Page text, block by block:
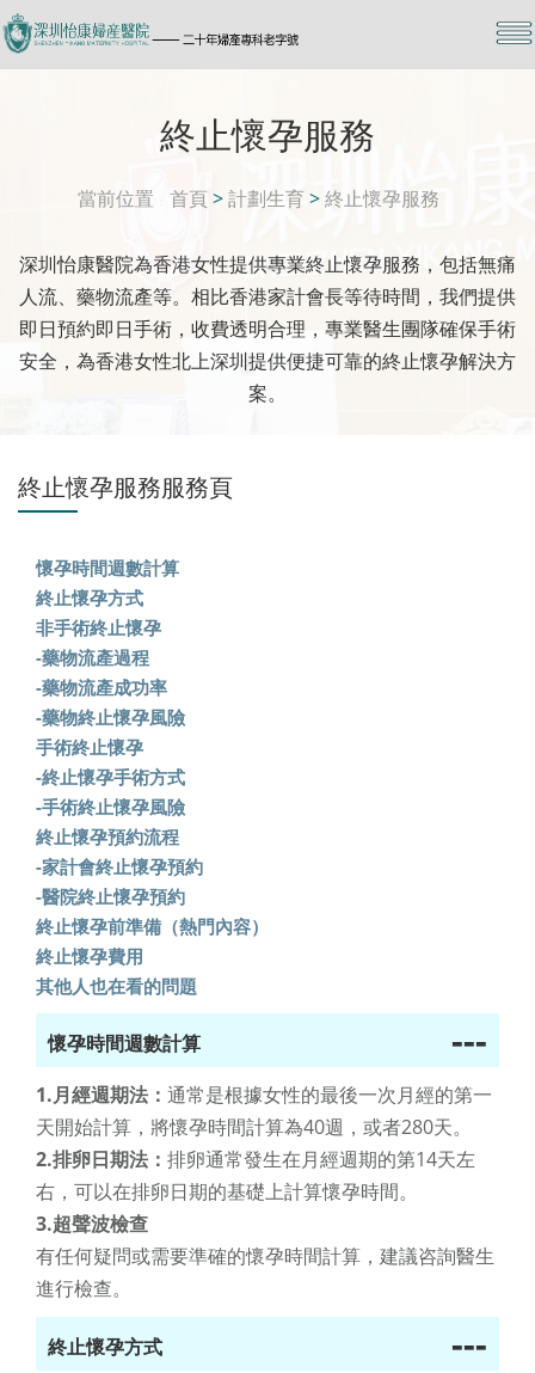
終止懷孕服務
當前位置 首頁 >計劃生育>終止懷孕服務
深圳怡康醫院為香港女性提供專業終止懷孕服務，包括無痛
人流、藥物流產等。相比香港家計會長等待時間，我們提供
即日預約即日手術，收費透明合理，專業醫生團隊確保手術
安全，為香港女性北上深圳提供便捷可靠的終止懷孕解決方
案。
終止懷孕服務服務頁
懷孕時間週數計算
終止懷孕方式
非手術終止懷孕
-藥物流產過程
-藥物流產成功率
-藥物終止懷孕風險
手術終止懷孕
-終止懷孕手術方式
-手術終止懷孕風險
終止懷孕預約流程
-家計會終止懷孕預約
-醫院終止懷孕預約
終止懷孕前準備（熱門內容）
終止懷孕費用
其他人也在看的問題
懷孕時間週數計算 ---
1.月經週期法： 通常是根據女性的最後一次月經的第一
天開始計算，將懷孕時間計算為40週，或者280天。
2.排卵日期法： 排卵通常發生在月經週期的第14天左
右，可以在排卵日期的基礎上計算懷孕時間。
3.超聲波檢查
有任何疑問或需要準確的懷孕時間計算，建議咨詢醫生
進行檢查。
終止懷孕方式 ---